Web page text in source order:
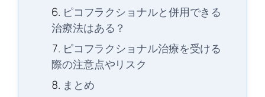
ピコフラクショナルと併用できる
治療法はある？
ピコフラクショナル治療を受ける
際の注意点やリスク
まとめ